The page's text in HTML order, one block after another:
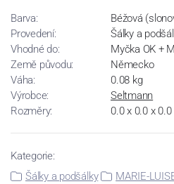
Barva:
Béžová
Provedení:
Šálky a
Vhodné do:
Myčka OK +
Země původu:
Německo
Váha:
0.08 kg
Výrobce:
Seltmann
Rozměry:
0.0 x 0.0 x
Kategorie:
Šálky a podšálky
MARIE-